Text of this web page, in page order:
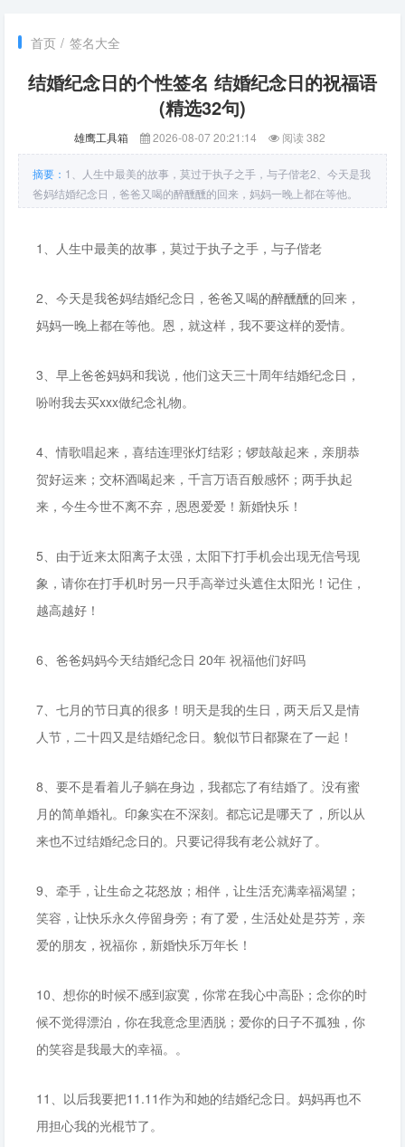
首页 / 签名大全
结婚纪念日的个性签名 结婚纪念日的祝福语
(精选32句)
雄鹰工具箱 2026-08-07 20:21:14 阅读 382
摘要： 1、人生中最美的故事，莫过于执子之手，与子偕老2、今天是我
爸妈结婚纪念日，爸爸又喝的醉醺醺的回来，妈妈一晚上都在等他。
恩，就这样，我不要这样的爱情。3、早上爸爸妈妈和我说，他们这天
结连理张灯结彩；
1、人生中最美的故事，莫过于执子之手，与子偕老
2、今天是我爸妈结婚纪念日，爸爸又喝的醉醺醺的回来，
妈妈一晚上都在等他。恩，就这样，我不要这样的爱情。
3、早上爸爸妈妈和我说，他们这天三十周年结婚纪念日，
吩咐我去买xxx做纪念礼物。
4、情歌唱起来，喜结连理张灯结彩；锣鼓敲起来，亲朋恭
贺好运来；交杯酒喝起来，千言万语百般感怀；两手执起
来，今生今世不离不弃，恩恩爱爱！新婚快乐！
5、由于近来太阳离子太强，太阳下打手机会出现无信号现
象，请你在打手机时另一只手高举过头遮住太阳光！记住，
越高越好！
6、爸爸妈妈今天结婚纪念日 20年 祝福他们好吗
7、七月的节日真的很多！明天是我的生日，两天后又是情
人节，二十四又是结婚纪念日。貌似节日都聚在了一起！
8、要不是看着儿子躺在身边，我都忘了有结婚了。没有蜜
月的简单婚礼。印象实在不深刻。都忘记是哪天了，所以从
来也不过结婚纪念日的。只要记得我有老公就好了。
9、牵手，让生命之花怒放；相伴，让生活充满幸福渴望；
笑容，让快乐永久停留身旁；有了爱，生活处处是芬芳，亲
爱的朋友，祝福你，新婚快乐万年长！
10、想你的时候不感到寂寞，你常在我心中高卧；念你的时
候不觉得漂泊，你在我意念里洒脱；爱你的日子不孤独，你
的笑容是我最大的幸福。。
11、以后我要把11.11作为和她的结婚纪念日。妈妈再也不
用担心我的光棍节了。